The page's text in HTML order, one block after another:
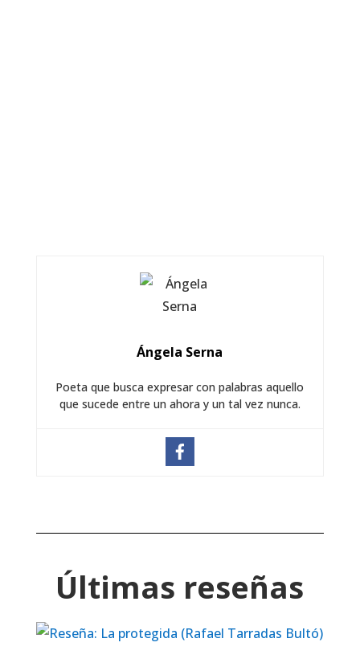
Ángela Serna
Poeta que busca expresar con palabras aquello
que sucede entre un ahora y un tal vez nunca.
Últimas reseñas